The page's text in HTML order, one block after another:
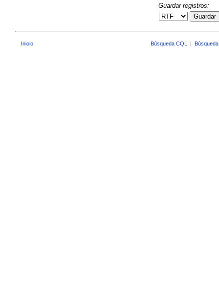
Guardar registros:
Guardar
Inicio Búsqueda CQL